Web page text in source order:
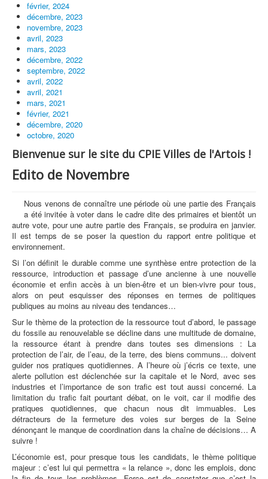
février, 2024
décembre, 2023
novembre, 2023
avril, 2023
mars, 2023
décembre, 2022
septembre, 2022
avril, 2022
avril, 2021
mars, 2021
février, 2021
décembre, 2020
octobre, 2020
Bienvenue sur le site du CPIE Villes de l'Artois !
Edito de Novembre
Nous venons de connaître une période où une partie des Français
a été invitée à voter dans le cadre dite des primaires et bientôt un
autre vote, pour une autre partie des Français, se produira en janvier.
Il est temps de se poser la question du rapport entre politique et
environnement.
Si l’on définit le durable comme une synthèse entre protection de la
ressource, introduction et passage d’une ancienne à une nouvelle
économie et enfin accès à un bien-être et un bien-vivre pour tous,
alors on peut esquisser des réponses en termes de politiques
publiques au moins au niveau des tendances…
Sur le thème de la protection de la ressource tout d’abord, le passage
du fossile au renouvelable se décline dans une multitude de domaine,
la ressource étant à prendre dans toutes ses dimensions : La
protection de l’air, de l’eau, de la terre, des biens communs... doivent
guider nos pratiques quotidiennes. A l’heure où j’écris ce texte, une
alerte pollution est déclenchée sur la capitale et le Nord, avec ses
industries et l’importance de son trafic est tout aussi concerné. La
limitation du trafic fait pourtant débat, on le voit, car il modifie des
pratiques quotidiennes, que chacun nous dit immuables. Les
détracteurs de la fermeture des voies sur berges de la Seine
dénonçant le manque de coordination dans la chaîne de décisions… A
suivre !
L’économie est, pour presque tous les candidats, le thème politique
majeur : c’est lui qui permettra « la relance », donc les emplois, donc